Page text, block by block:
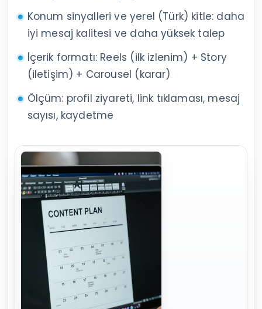
Konum sinyalleri ve yerel (Türk) kitle: daha
iyi mesaj kalitesi ve daha yüksek talep
İçerik formatı: Reels (ilk izlenim) + Story
(iletişim) + Carousel (karar)
Ölçüm: profil ziyareti, link tıklaması, mesaj
sayısı, kaydetme